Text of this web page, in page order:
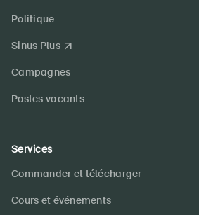
Politique
Sinus Plus
Campagnes
Postes vacants
Services
Commander et télécharger
Cours et événements